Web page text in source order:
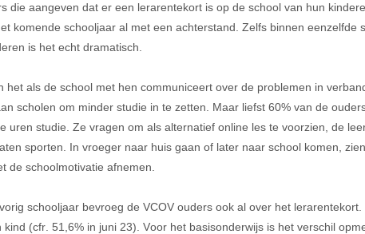
die aangeven dat er een lerarentekort is op de school van hun
komende schooljaar al met een achterstand. Zelfs binnen eenzelfde
is het echt dramatisch.
het als de school met hen communiceert over de problemen in
scholen om minder studie in te zetten. Maar liefst 60% van de
uren studie. Ze vragen om als alternatief online les te voorzien, de
sporten. In vroeger naar huis gaan of later naar school komen
de schoolmotivatie afnemen.
schooljaar bevroeg de VCOV ouders ook al over het
kind (cfr . 51,6% in juni 23). Voor het basisonderwijs is het verschil